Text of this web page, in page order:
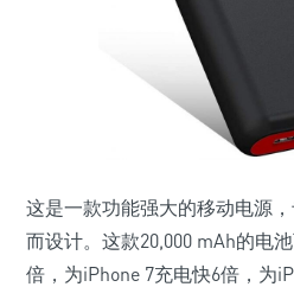
这是一款功能强大的移动电源
而设计。这款20,000 mAh的电
倍，为iPhone 7充电快6倍，为